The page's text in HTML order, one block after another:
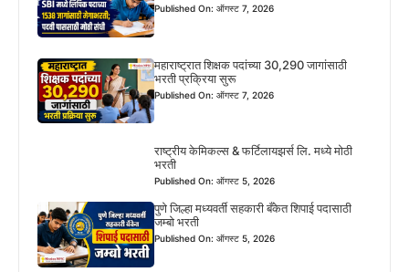
Published On: ऑगस्ट 7, 2026
महाराष्ट्रात शिक्षक पदांच्या 30,290 जागांसाठी
भरती प्रक्रिया सुरू
Published On: ऑगस्ट 7, 2026
राष्ट्रीय केमिकल्स & फर्टिलायझर्स लि. मध्ये मोठी
भरती
Published On: ऑगस्ट 5, 2026
पुणे जिल्हा मध्यवर्ती सहकारी बँकेत शिपाई पदासाठी
जम्बो भरती
Published On: ऑगस्ट 5, 2026